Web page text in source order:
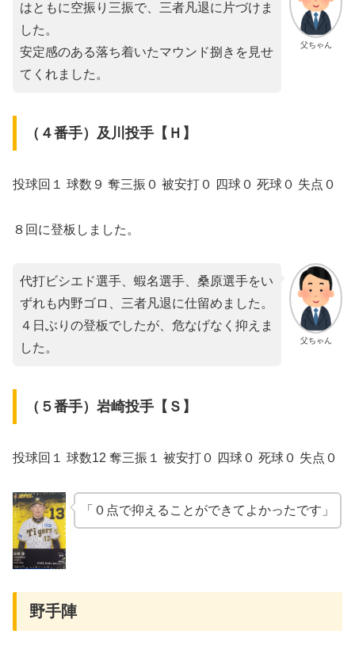
父ちゃん
はともに空振り三振で、三者凡退に片づけま
した。
安定感のある落ち着いたマウンド捌きを見せ
てくれました。
（４番手）及川投手【Ｈ】
投球回１ 球数９ 奪三振０ 被安打０ 四球０ 死球０ 失点０
８回に登板しました。
父ちゃん
代打ビシエド選手、蝦名選手、桑原選手をい
ずれも内野ゴロ、三者凡退に仕留めました。
４日ぶりの登板でしたが、危なげなく抑えま
した。
（５番手）岩崎投手【Ｓ】
投球回１ 球数12 奪三振１ 被安打０ 四球０ 死球０ 失点０
「０点で抑えることができてよかったです」
野手陣